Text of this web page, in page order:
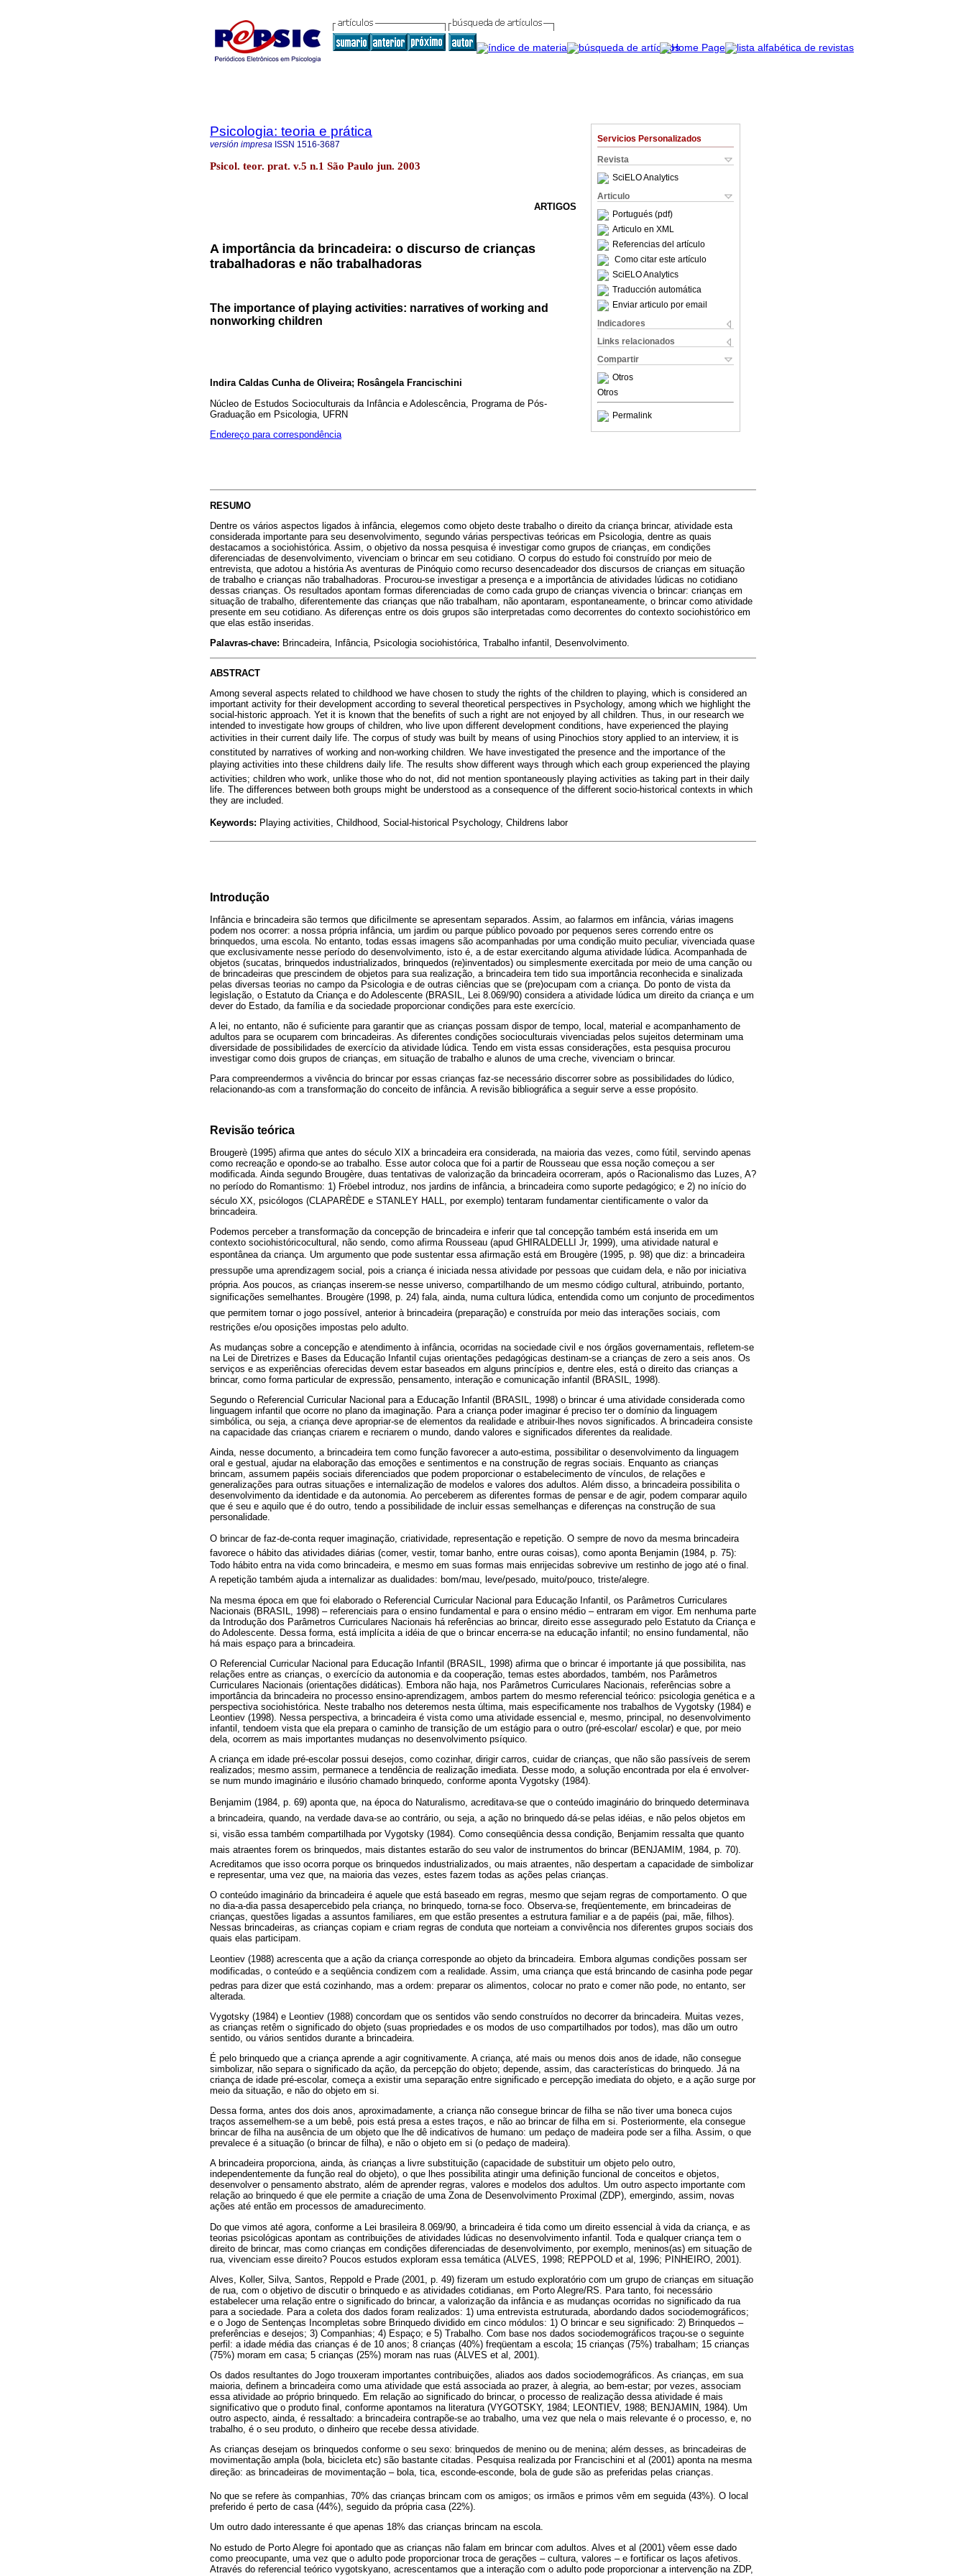
Servicios Personalizados
Revista
SciELO Analytics
Articulo
Portugués (pdf)
Articulo en XML
Referencias del artículo
Como citar este artículo
SciELO Analytics
Traducción automática
Enviar articulo por email
Indicadores
Links relacionados
Compartir
Otros
Otros
Permalink
Psicologia: teoria e prática
versión impresa ISSN 1516-3687
Psicol. teor. prat. v.5 n.1 São Paulo jun. 2003
ARTIGOS
A importância da brincadeira: o discurso de crianças
trabalhadoras e não trabalhadoras
The importance of playing activities: narratives of working and
nonworking children
Indira Caldas Cunha de Oliveira; Rosângela Francischini
Núcleo de Estudos Socioculturais da Infância e Adolescência, Programa de Pós-
Graduação em Psicologia, UFRN
Endereço para correspondência
RESUMO
Dentre os vários aspectos ligados à infância, elegemos como objeto deste trabalho o direito da criança brincar, atividade esta
considerada importante para seu desenvolvimento, segundo várias perspectivas teóricas em Psicologia, dentre as quais
destacamos a sociohistórica. Assim, o objetivo da nossa pesquisa é investigar como grupos de crianças, em condições
diferenciadas de desenvolvimento, vivenciam o brincar em seu cotidiano. O corpus do estudo foi construído por meio de
entrevista, que adotou a história As aventuras de Pinóquio como recurso desencadeador dos discursos de crianças em situação
de trabalho e crianças não trabalhadoras. Procurou-se investigar a presença e a importância de atividades lúdicas no cotidiano
dessas crianças. Os resultados apontam formas diferenciadas de como cada grupo de crianças vivencia o brincar: crianças em
situação de trabalho, diferentemente das crianças que não trabalham, não apontaram, espontaneamente, o brincar como atividade
presente em seu cotidiano. As diferenças entre os dois grupos são interpretadas como decorrentes do contexto sociohistórico em
que elas estão inseridas.
Palavras-chave: Brincadeira, Infância, Psicologia sociohistórica, Trabalho infantil, Desenvolvimento.
ABSTRACT
Among several aspects related to childhood we have chosen to study the rights of the children to playing, which is considered an
important activity for their development according to several theoretical perspectives in Psychology, among which we highlight the
social-historic approach. Yet it is known that the benefits of such a right are not enjoyed by all children. Thus, in our research we
intended to investigate how groups of children, who live upon different development conditions, have experienced the playing
activities in their current daily life. The corpus of study was built by means of using Pinochios story applied to an interview, it is
constituted by narratives of working and non-working children. We have investigated the presence and the importance of the
playing activities into these childrens daily life. The results show different ways through which each group experienced the playing
activities; children who work, unlike those who do not, did not mention spontaneously playing activities as taking part in their daily
life. The differences between both groups might be understood as a consequence of the different socio-historical contexts in which
they are included.
Keywords: Playing activities, Childhood, Social-historical Psychology, Childrens labor
Introdução
Infância e brincadeira são termos que dificilmente se apresentam separados. Assim, ao falarmos em infância, várias imagens
podem nos ocorrer: a nossa própria infância, um jardim ou parque público povoado por pequenos seres correndo entre os
brinquedos, uma escola. No entanto, todas essas imagens são acompanhadas por uma condição muito peculiar, vivenciada quase
que exclusivamente nesse período do desenvolvimento, isto é, a de estar exercitando alguma atividade lúdica. Acompanhada de
objetos (sucatas, brinquedos industrializados, brinquedos (re)inventados) ou simplesmente exercitada por meio de uma canção ou
de brincadeiras que prescindem de objetos para sua realização, a brincadeira tem tido sua importância reconhecida e sinalizada
pelas diversas teorias no campo da Psicologia e de outras ciências que se (pre)ocupam com a criança. Do ponto de vista da
legislação, o Estatuto da Criança e do Adolescente (BRASIL, Lei 8.069/90) considera a atividade lúdica um direito da criança e um
dever do Estado, da família e da sociedade proporcionar condições para este exercício.
A lei, no entanto, não é suficiente para garantir que as crianças possam dispor de tempo, local, material e acompanhamento de
adultos para se ocuparem com brincadeiras. As diferentes condições socioculturais vivenciadas pelos sujeitos determinam uma
diversidade de possibilidades de exercício da atividade lúdica. Tendo em vista essas considerações, esta pesquisa procurou
investigar como dois grupos de crianças, em situação de trabalho e alunos de uma creche, vivenciam o brincar.
Para compreendermos a vivência do brincar por essas crianças faz-se necessário discorrer sobre as possibilidades do lúdico,
relacionando-as com a transformação do conceito de infância. A revisão bibliográfica a seguir serve a esse propósito.
Revisão teórica
Brougerè (1995) afirma que antes do século XIX a brincadeira era considerada, na maioria das vezes, como fútil, servindo apenas
como recreação e opondo-se ao trabalho. Esse autor coloca que foi a partir de Rousseau que essa noção começou a ser
modificada. Ainda segundo Brougère, duas tentativas de valorização da brincadeira ocorreram, após o Racionalismo das Luzes, A?
no período do Romantismo: 1) Fröebel introduz, nos jardins de infância, a brincadeira como suporte pedagógico; e 2) no início do
século XX, psicólogos (CLAPARÈDE e STANLEY HALL, por exemplo) tentaram fundamentar cientificamente o valor da
brincadeira.
Podemos perceber a transformação da concepção de brincadeira e inferir que tal concepção também está inserida em um
contexto sociohistóricocultural, não sendo, como afirma Rousseau (apud GHIRALDELLI Jr, 1999), uma atividade natural e
espontânea da criança. Um argumento que pode sustentar essa afirmação está em Brougère (1995, p. 98) que diz: a brincadeira
pressupõe uma aprendizagem social, pois a criança é iniciada nessa atividade por pessoas que cuidam dela, e não por iniciativa
própria. Aos poucos, as crianças inserem-se nesse universo, compartilhando de um mesmo código cultural, atribuindo, portanto,
significações semelhantes. Brougère (1998, p. 24) fala, ainda, numa cultura lúdica, entendida como um conjunto de procedimentos
que permitem tornar o jogo possível, anterior à brincadeira (preparação) e construída por meio das interações sociais, com
restrições e/ou oposições impostas pelo adulto.
As mudanças sobre a concepção e atendimento à infância, ocorridas na sociedade civil e nos órgãos governamentais, refletem-se
na Lei de Diretrizes e Bases da Educação Infantil cujas orientações pedagógicas destinam-se a crianças de zero a seis anos. Os
serviços e as experiências oferecidas devem estar baseados em alguns princípios e, dentre eles, está o direito das crianças a
brincar, como forma particular de expressão, pensamento, interação e comunicação infantil (BRASIL, 1998).
Segundo o Referencial Curricular Nacional para a Educação Infantil (BRASIL, 1998) o brincar é uma atividade considerada como
linguagem infantil que ocorre no plano da imaginação. Para a criança poder imaginar é preciso ter o domínio da linguagem
simbólica, ou seja, a criança deve apropriar-se de elementos da realidade e atribuir-lhes novos significados. A brincadeira consiste
na capacidade das crianças criarem e recriarem o mundo, dando valores e significados diferentes da realidade.
Ainda, nesse documento, a brincadeira tem como função favorecer a auto-estima, possibilitar o desenvolvimento da linguagem
oral e gestual, ajudar na elaboração das emoções e sentimentos e na construção de regras sociais. Enquanto as crianças
brincam, assumem papéis sociais diferenciados que podem proporcionar o estabelecimento de vínculos, de relações e
generalizações para outras situações e internalização de modelos e valores dos adultos. Além disso, a brincadeira possibilita o
desenvolvimento da identidade e da autonomia. Ao perceberem as diferentes formas de pensar e de agir, podem comparar aquilo
que é seu e aquilo que é do outro, tendo a possibilidade de incluir essas semelhanças e diferenças na construção de sua
personalidade.
O brincar de faz-de-conta requer imaginação, criatividade, representação e repetição. O sempre de novo da mesma brincadeira
favorece o hábito das atividades diárias (comer, vestir, tomar banho, entre ouras coisas), como aponta Benjamin (1984, p. 75):
Todo hábito entra na vida como brincadeira, e mesmo em suas formas mais enrijecidas sobrevive um restinho de jogo até o final.
A repetição também ajuda a internalizar as dualidades: bom/mau, leve/pesado, muito/pouco, triste/alegre.
Na mesma época em que foi elaborado o Referencial Curricular Nacional para Educação Infantil, os Parâmetros Curriculares
Nacionais (BRASIL, 1998) – referenciais para o ensino fundamental e para o ensino médio – entraram em vigor. Em nenhuma parte
da Introdução dos Parâmetros Curriculares Nacionais há referências ao brincar, direito esse assegurado pelo Estatuto da Criança e
do Adolescente. Dessa forma, está implícita a idéia de que o brincar encerra-se na educação infantil; no ensino fundamental, não
há mais espaço para a brincadeira.
O Referencial Curricular Nacional para Educação Infantil (BRASIL, 1998) afirma que o brincar é importante já que possibilita, nas
relações entre as crianças, o exercício da autonomia e da cooperação, temas estes abordados, também, nos Parâmetros
Curriculares Nacionais (orientações didáticas). Embora não haja, nos Parâmetros Curriculares Nacionais, referências sobre a
importância da brincadeira no processo ensino-aprendizagem, ambos partem do mesmo referencial teórico: psicologia genética e a
perspectiva sociohistórica. Neste trabalho nos deteremos nesta última, mais especificamente nos trabalhos de Vygotsky (1984) e
Leontiev (1998). Nessa perspectiva, a brincadeira é vista como uma atividade essencial e, mesmo, principal, no desenvolvimento
infantil, tendoem vista que ela prepara o caminho de transição de um estágio para o outro (pré-escolar/ escolar) e que, por meio
dela, ocorrem as mais importantes mudanças no desenvolvimento psíquico.
A criança em idade pré-escolar possui desejos, como cozinhar, dirigir carros, cuidar de crianças, que não são passíveis de serem
realizados; mesmo assim, permanece a tendência de realização imediata. Desse modo, a solução encontrada por ela é envolver-
se num mundo imaginário e ilusório chamado brinquedo, conforme aponta Vygotsky (1984).
Benjamim (1984, p. 69) aponta que, na época do Naturalismo, acreditava-se que o conteúdo imaginário do brinquedo determinava
a brincadeira, quando, na verdade dava-se ao contrário, ou seja, a ação no brinquedo dá-se pelas idéias, e não pelos objetos em
si, visão essa também compartilhada por Vygotsky (1984). Como conseqüência dessa condição, Benjamim ressalta que quanto
mais atraentes forem os brinquedos, mais distantes estarão do seu valor de instrumentos do brincar (BENJAMIM, 1984, p. 70).
Acreditamos que isso ocorra porque os brinquedos industrializados, ou mais atraentes, não despertam a capacidade de simbolizar
e representar, uma vez que, na maioria das vezes, estes fazem todas as ações pelas crianças.
O conteúdo imaginário da brincadeira é aquele que está baseado em regras, mesmo que sejam regras de comportamento. O que
no dia-a-dia passa desapercebido pela criança, no brinquedo, torna-se foco. Observa-se, freqüentemente, em brincadeiras de
crianças, questões ligadas a assuntos familiares, em que estão presentes a estrutura familiar e a de papéis (pai, mãe, filhos).
Nessas brincadeiras, as crianças copiam e criam regras de conduta que norteiam a convivência nos diferentes grupos sociais dos
quais elas participam.
Leontiev (1988) acrescenta que a ação da criança corresponde ao objeto da brincadeira. Embora algumas condições possam ser
modificadas, o conteúdo e a seqüência condizem com a realidade. Assim, uma criança que está brincando de casinha pode pegar
pedras para dizer que está cozinhando, mas a ordem: preparar os alimentos, colocar no prato e comer não pode, no entanto, ser
alterada.
Vygotsky (1984) e Leontiev (1988) concordam que os sentidos vão sendo construídos no decorrer da brincadeira. Muitas vezes,
as crianças retêm o significado do objeto (suas propriedades e os modos de uso compartilhados por todos), mas dão um outro
sentido, ou vários sentidos durante a brincadeira.
É pelo brinquedo que a criança aprende a agir cognitivamente. A criança, até mais ou menos dois anos de idade, não consegue
simbolizar, não separa o significado da ação, da percepção do objeto; depende, assim, das características do brinquedo. Já na
criança de idade pré-escolar, começa a existir uma separação entre significado e percepção imediata do objeto, e a ação surge por
meio da situação, e não do objeto em si.
Dessa forma, antes dos dois anos, aproximadamente, a criança não consegue brincar de filha se não tiver uma boneca cujos
traços assemelhem-se a um bebê, pois está presa a estes traços, e não ao brincar de filha em si. Posteriormente, ela consegue
brincar de filha na ausência de um objeto que lhe dê indicativos de humano: um pedaço de madeira pode ser a filha. Assim, o que
prevalece é a situação (o brincar de filha), e não o objeto em si (o pedaço de madeira).
A brincadeira proporciona, ainda, às crianças a livre substituição (capacidade de substituir um objeto pelo outro,
independentemente da função real do objeto), o que lhes possibilita atingir uma definição funcional de conceitos e objetos,
desenvolver o pensamento abstrato, além de aprender regras, valores e modelos dos adultos. Um outro aspecto importante com
relação ao brinquedo é que ele permite a criação de uma Zona de Desenvolvimento Proximal (ZDP), emergindo, assim, novas
ações até então em processos de amadurecimento.
Do que vimos até agora, conforme a Lei brasileira 8.069/90, a brincadeira é tida como um direito essencial à vida da criança, e as
teorias psicológicas apontam as contribuições de atividades lúdicas no desenvolvimento infantil. Toda e qualquer criança tem o
direito de brincar, mas como crianças em condições diferenciadas de desenvolvimento, por exemplo, meninos(as) em situação de
rua, vivenciam esse direito? Poucos estudos exploram essa temática (ALVES, 1998; REPPOLD et al, 1996; PINHEIRO, 2001).
Alves, Koller, Silva, Santos, Reppold e Prade (2001, p. 49) fizeram um estudo exploratório com um grupo de crianças em situação
de rua, com o objetivo de discutir o brinquedo e as atividades cotidianas, em Porto Alegre/RS. Para tanto, foi necessário
estabelecer uma relação entre o significado do brincar, a valorização da infância e as mudanças ocorridas no significado da rua
para a sociedade. Para a coleta dos dados foram realizados: 1) uma entrevista estruturada, abordando dados sociodemográficos;
e o Jogo de Sentenças Incompletas sobre Brinquedo dividido em cinco módulos: 1) O brincar e seu significado: 2) Brinquedos –
preferências e desejos; 3) Companhias; 4) Espaço; e 5) Trabalho. Com base nos dados sociodemográficos traçou-se o seguinte
perfil: a idade média das crianças é de 10 anos; 8 crianças (40%) freqüentam a escola; 15 crianças (75%) trabalham; 15 crianças
(75%) moram em casa; 5 crianças (25%) moram nas ruas (ALVES et al, 2001).
Os dados resultantes do Jogo trouxeram importantes contribuições, aliados aos dados sociodemográficos. As crianças, em sua
maioria, definem a brincadeira como uma atividade que está associada ao prazer, à alegria, ao bem-estar; por vezes, associam
essa atividade ao próprio brinquedo. Em relação ao significado do brincar, o processo de realização dessa atividade é mais
significativo que o produto final, conforme apontamos na literatura (VYGOTSKY, 1984; LEONTIEV, 1988; BENJAMIN, 1984). Um
outro aspecto, ainda, é ressaltado: a brincadeira contrapõe-se ao trabalho, uma vez que nela o mais relevante é o processo, e, no
trabalho, é o seu produto, o dinheiro que recebe dessa atividade.
As crianças desejam os brinquedos conforme o seu sexo: brinquedos de menino ou de menina; além desses, as brincadeiras de
movimentação ampla (bola, bicicleta etc) são bastante citadas. Pesquisa realizada por Francischini et al (2001) aponta na mesma
direção: as brincadeiras de movimentação – bola, tica, esconde-esconde, bola de gude são as preferidas pelas crianças.
No que se refere às companhias, 70% das crianças brincam com os amigos; os irmãos e primos vêm em seguida (43%). O local
preferido é perto de casa (44%), seguido da própria casa (22%).
Um outro dado interessante é que apenas 18% das crianças brincam na escola.
No estudo de Porto Alegre foi apontado que as crianças não falam em brincar com adultos. Alves et al (2001) vêem esse dado
como preocupante, uma vez que o adulto pode proporcionar troca de gerações – cultura, valores – e fortificar os laços afetivos.
Através do referencial teórico vygotskyano, acrescentamos que a interação com o adulto pode proporcionar a intervenção na ZDP,